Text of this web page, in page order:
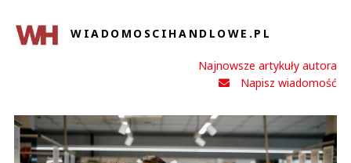
WIADOMOSCIHANDLOWE.PL
Najnowsze artykuły autora
Napisz wiadomość